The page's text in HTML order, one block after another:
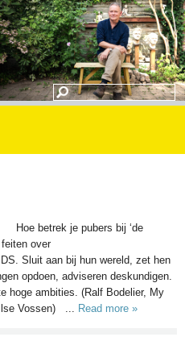
Hoe betrek je pubers bij ‘de
over
Sluit aan bij hun wereld, zet hen
opdoen, adviseren deskundigen.
hoge ambities. (Ralf Bodelier, My
Vossen) ... Read more »